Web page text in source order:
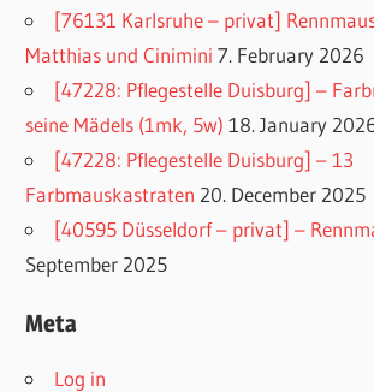
[76131 Karlsruhe – privat]
Matthias und Cinimini 7. February 2026
[47228: Pflegestelle Duisburg] –
seine Mädels (1mk, 5w) 18. January
[47228: Pflegestelle Duisburg] – 13
Farbmauskastraten 20. December 2025
[40595 Düsseldorf – privat] –
September 2025
Meta
Log in